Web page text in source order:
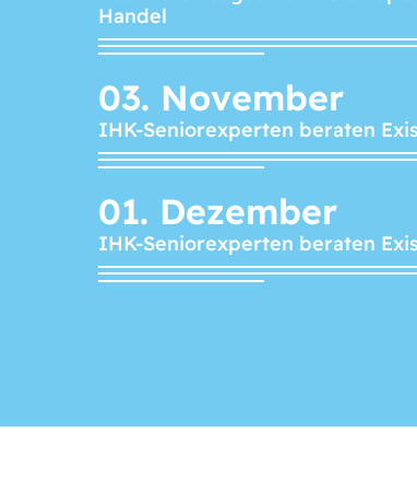
Handel
03. November
IHK-Seniorexperten beraten
01. Dezember
IHK-Seniorexperten beraten